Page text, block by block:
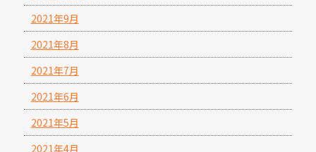
2021年9月
2021年8月
2021年7月
2021年6月
2021年5月
2021年4月